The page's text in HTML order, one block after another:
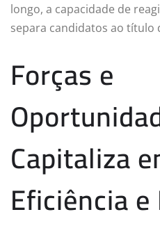
longo, a capacidade de
separa candidatos ao título
Forças e
Capitaliza
Eficiência